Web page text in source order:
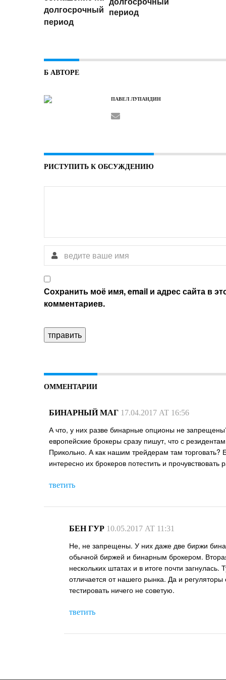
период
Б АВТОРЕ
ПАВЕЛ ЛУПАНДИН
РИСТУПИТЬ К ОБСУЖДЕНИЮ
Сохранить моё имя, email и адрес сайта в
комментариев.
ОММЕНТАРИИ
БИНАРНЫЙ МАГ 17.04.2017 AT 16:56
А что, у них разве бинарные опционы не
европейские брокеры сразу пишут, что с
Прикольно. А как нашим трейдерам там
интересно их брокеров потестить и прочувствовать
тветить
БЕН ГУР 10.05.2017 AT 11:31
Не, не запрещены. У них даже две биржи
обычной биржей и бинарным брокером.
нескольких штатах и в итоге почти
отличается от нашего рынка. Да и
тестировать ничего не советую.
тветить